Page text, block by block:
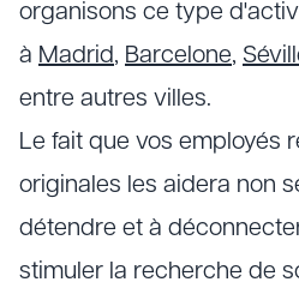
organisons ce type
à Madrid, Barcelone,
entre autres villes.
Le fait que vos employés
originales les aidera non
détendre et à
stimuler la recherche de